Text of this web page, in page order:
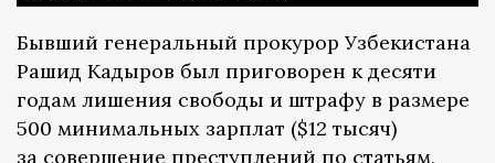
Бывший генеральный прокурор Узбекистана
Рашид Кадыров был приговорен к десяти
годам лишения свободы и штрафу в размере
500 минимальных зарплат ($12 тысяч)
за совершение преступлений по статьям,